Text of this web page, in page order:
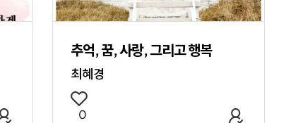
관심 작품 추가
추억, 꿈, 사랑, 그리고 행복
최혜경
0